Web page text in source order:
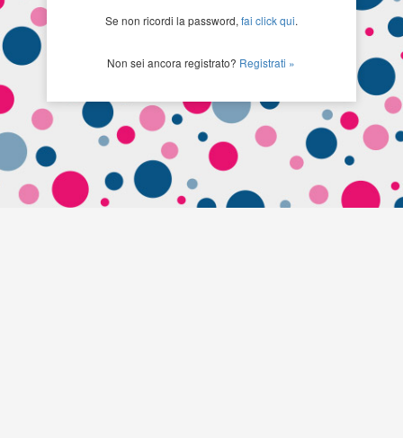
Se non ricordi la password, fai click qui.
Non sei ancora registrato? Registrati »